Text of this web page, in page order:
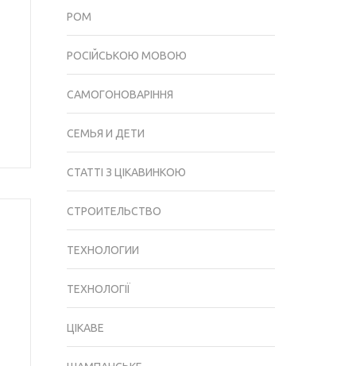
РОМ
РОСІЙСЬКОЮ МОВОЮ
САМОГОНОВАРІННЯ
СЕМЬЯ И ДЕТИ
СТАТТІ З ЦІКАВИНКОЮ
СТРОИТЕЛЬСТВО
ТЕХНОЛОГИИ
ТЕХНОЛОГІЇ
ЦІКАВЕ